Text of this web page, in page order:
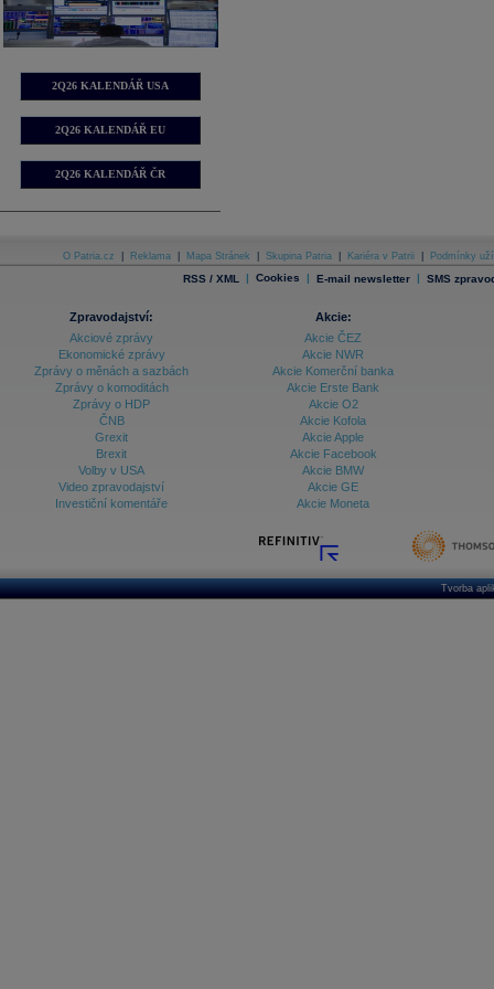
2Q26 KALENDÁŘ USA
2Q26 KALENDÁŘ EU
2Q26 KALENDÁŘ ČR
O Patria.cz Reklama Mapa Stránek Skupina Patria Kariéra v Patrii Podmínky
RSS / XML | Cookies | E-mail newsletter | SMS
Zpravodajství:
Akciové zprávy
Ekonomické zprávy
Zprávy o měnách a sazbách
Zprávy o komoditách
Zprávy o HDP
ČNB
Grexit
Brexit
Volby v USA
Video zpravodajství
Investiční komentáře
Akcie:
Akcie ČEZ
Akcie NWR
Akcie Komerční banka
Akcie Erste Bank
Akcie O2
Akcie Kofola
Akcie Apple
Akcie Facebook
Akcie BMW
Akcie GE
Akcie Moneta
Tvorba